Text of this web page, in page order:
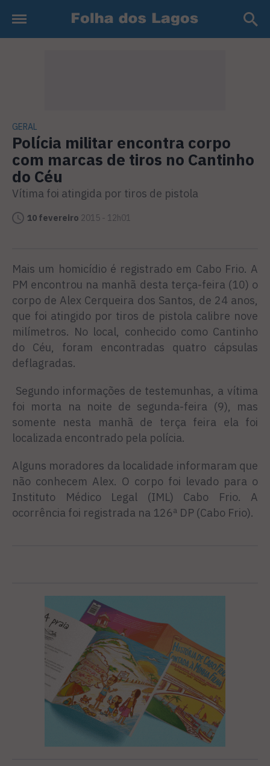
GERAL
Polícia militar encontra corpo
com marcas de tiros no Cantinho
do Céu
Vítima foi atingida por tiros de pistola
10 fevereiro 2015 - 12h01
Mais um homicídio é registrado em Cabo Frio. A
PM encontrou na manhã desta terça-feira (10) o
corpo de Alex Cerqueira dos Santos, de 24 anos,
que foi atingido por tiros de pistola calibre nove
milímetros. No local, conhecido como Cantinho
do Céu, foram encontradas quatro cápsulas
deflagradas.
Segundo informações de testemunhas, a vítima
foi morta na noite de segunda-feira (9), mas
somente nesta manhã de terça feira ela foi
localizada encontrado pela polícia.
Alguns moradores da localidade informaram que
não conhecem Alex. O corpo foi levado para o
Instituto Médico Legal (IML) Cabo Frio. A
ocorrência foi registrada na 126ª DP (Cabo Frio).